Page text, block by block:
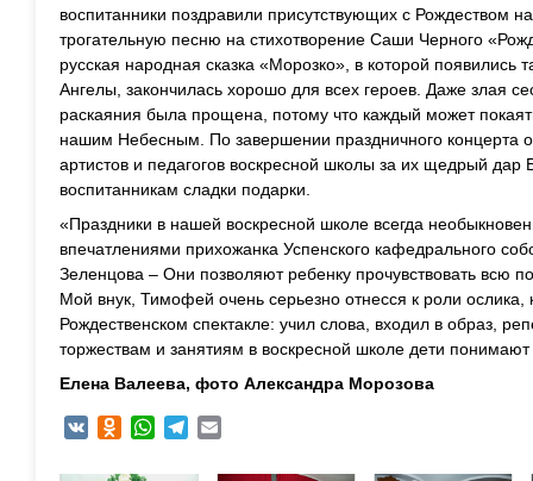
воспитанники поздравили присутствующих с Рождеством
трогательную песню на стихотворение Саши Черного
русская народная сказка «Морозко», в которой появились
Ангелы, закончилась хорошо для всех героев. Даже злая
раскаяния была прощена, потому что каждый может
нашим Небесным. По завершении праздничного концерта
артистов и педагогов воскресной школы за их щедрый дар
воспитанникам сладки подарки.
«Праздники в нашей воскресной школе всегда
впечатлениями прихожанка Успенского кафедрального
Зеленцова – Они позволяют ребенку прочувствовать всю
Мой внук, Тимофей очень серьезно отнесся к роли
Рождественском спектакле: учил слова, входил в образ,
торжествам и занятиям в воскресной школе дети
Елена Валеева, фото Александра Морозова
VK Odnoklassniki
WhatsAppTelegram